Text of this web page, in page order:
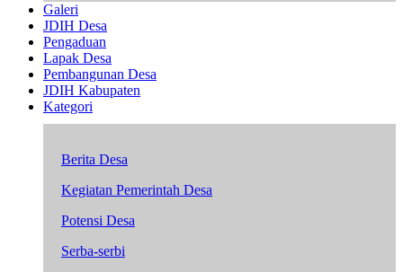
Galeri
JDIH Desa
Pengaduan
Lapak Desa
Pembangunan Desa
JDIH Kabupaten
Kategori
Berita Desa
Kegiatan Pemerintah Desa
Potensi Desa
Serba-serbi